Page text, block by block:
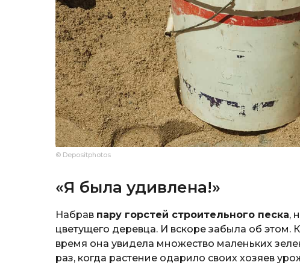
© Depositphotos
«Я была удивлена!»
Набрав пару горстей строительного песка,
цветущего деревца. И вскоре забыла об этом.
время она увидела множество маленьких
раз, когда растение одарило своих хозяев